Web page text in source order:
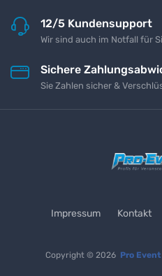
12/5 Kundensupport
Wir sind auch im Notfall für
Sichere
Sie Zahlen sicher &
Impressum Kontakt
Copyright © 2026 Pro